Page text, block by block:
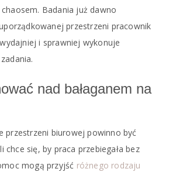
Badania już dawno
przestrzeni pracownik
i sprawniej wykonuje
nad bałaganem na
przestrzeni biurowej powinno być
chce się, by praca przebiegała bez
mogą przyjść różnego rodzaju